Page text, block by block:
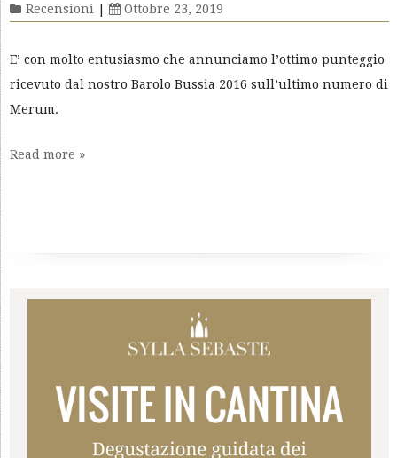
Recensioni Ottobre 23, 2019
E’ con molto entusiasmo che annunciamo l’ottimo punteggio
ricevuto dal nostro Barolo Bussia 2016 sull’ultimo numero di
Merum.
Read more »